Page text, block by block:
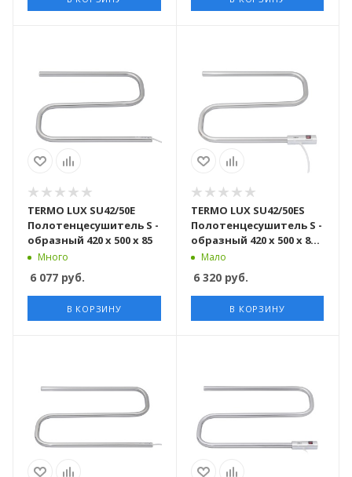
TERMO LUX SU42/50E
Полотенцесушитель S -
образный 420 х 500 х 85
Много
6 077 руб.
В КОРЗИНУ
TERMO LUX SU42/50ES
Полотенцесушитель S -
образный 420 х 500 х 85 с
включателем
Мало
6 320руб.
В КОРЗИНУ